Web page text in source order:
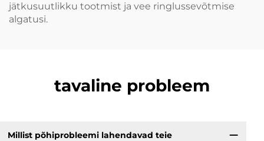
jätkusuutlikku tootmist ja vee ringlussevõtmise
algatusi.
tavaline probleem
Millist põhiprobleemi lahendavad teie